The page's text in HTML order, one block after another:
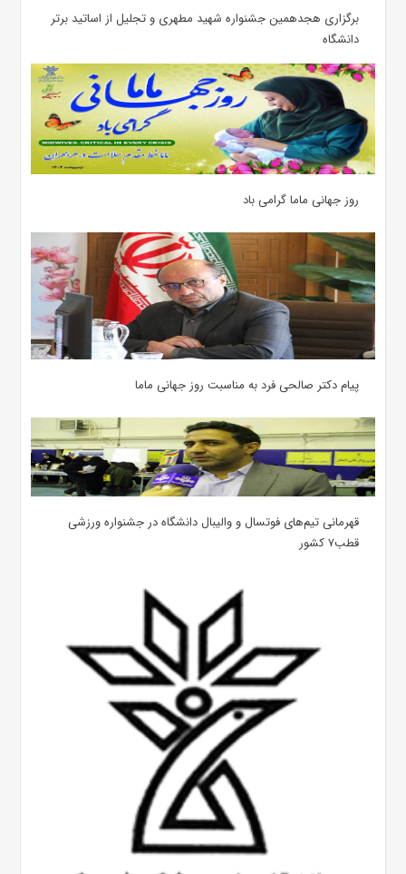
برگزاری هجدهمین جشنواره شهید مطهری و تجلیل از اساتید برتر
دانشگاه
روز جهانی ماما گرامی باد
پیام دکتر صالحی فرد به مناسبت روز جهانی ماما
قهرمانی تیم‌های فوتسال و والیبال دانشگاه در جشنواره ورزشی
قطب۷ کشور